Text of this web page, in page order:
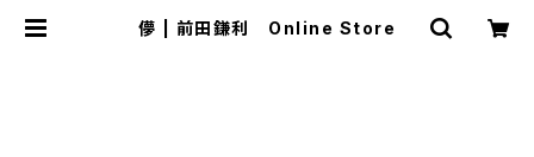
儚 | 前田鎌利 Online Store